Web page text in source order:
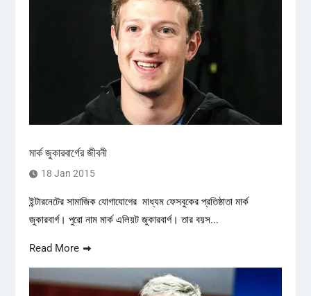
মার্ক জুকারবার্গের জীবনী
18 Jan 2015
ইন্টারনেটের সামাজিক যোগাযোগের মাধ্যম ফেসবুকের প্রতিষ্ঠাতা মার্ক
জুকারবার্গ। পুরো নাম মার্ক এলিয়ট জুকারবার্গ। তার বয়স...
Read More